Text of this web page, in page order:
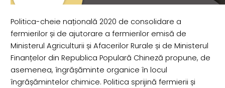
Politica-cheie națională 2020 de consolidare a
fermierilor și de ajutorare a fermierilor emisă de
Ministerul Agriculturii și Afacerilor Rurale și de Ministerul
Finanțelor din Republica Populară Chineză propune, de
asemenea, îngrășăminte organice în locul
îngrășămintelor chimice. Politica sprijină fermierii și